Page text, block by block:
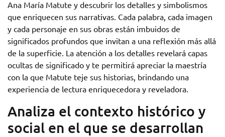
Ana María Matute y descubrir los detalles y simbolismos
que enriquecen sus narrativas. Cada palabra, cada imagen
y cada personaje en sus obras están imbuidos de
significados profundos que invitan a una reflexión más allá
de la superficie. La atención a los detalles revelará capas
ocultas de significado y te permitirá apreciar la maestría
con la que Matute teje sus historias, brindando una
experiencia de lectura enriquecedora y reveladora.
Analiza el contexto histórico y
social en el que se desarrollan